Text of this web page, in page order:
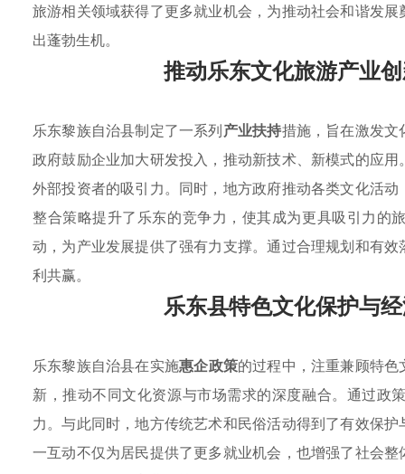
旅游相关领域获得了更多就业机会，为推动社会和谐发
出蓬勃生机。
推动乐东文化旅游产业
乐东黎族自治县制定了一系列产业扶持措施，旨在激发
政府鼓励企业加大研发投入，推动新技术、新模式的应
外部投资者的吸引力。同时，地方政府推动各类文化活
整合策略提升了乐东的竞争力，使其成为更具吸引力的
动，为产业发展提供了强有力支撑。通过合理规划和有效
利共赢。
乐东县特色文化保护与
乐东黎族自治县在实施惠企政策的过程中，注重兼顾特
新，推动不同文化资源与市场需求的深度融合。通过政
力。与此同时，地方传统艺术和民俗活动得到了有效保
一互动不仅为居民提供了更多就业机会，也增强了社会